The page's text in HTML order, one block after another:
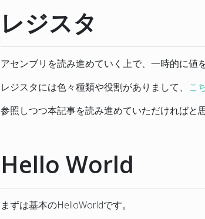
レジスタ
アセンブリを読み進めていく上で、一時的に値
レジスタには色々種類や役割がありまして、 こ
参照しつつ本記事を読み進めていただければと
Hello World
まずは基本のHelloWorldです。